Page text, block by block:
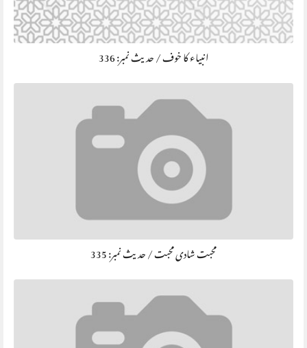
انبیاء کا خوف / حديث نمبر: 336
محبت شادی محبت / حديث نمبر: 335